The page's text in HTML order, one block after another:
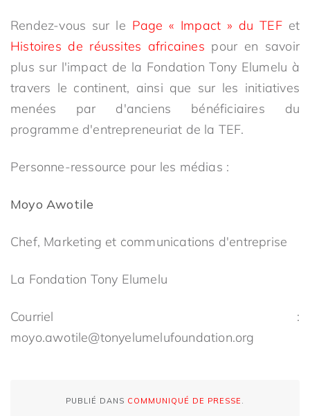
Rendez-vous sur le Page « Impact » du TEFet
Histoires de réussites africaines pour en savoir
plus sur l'impact de la Fondation Tony Elumelu à
travers le continent, ainsi que sur les initiatives
menées par d'anciens bénéficiaires du
programme d'entrepreneuriat de la TEF.
Personne-ressource pour les médias :
Moyo Awotile
Chef, Marketing et communications d'entreprise
La Fondation Tony Elumelu
Courriel :
moyo.awotile@tonyelumelufoundation.org
PUBLIÉ DANS COMMUNIQUÉ DE PRESSE .